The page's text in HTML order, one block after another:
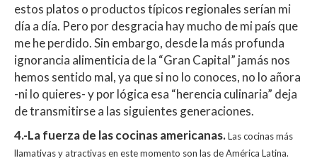
estos platos o productos típicos regionales serían mi
día a día. Pero por desgracia hay mucho de mi país que
me he perdido. Sin embargo, desde la más profunda
ignorancia alimenticia de la “Gran Capital” jamás nos
hemos sentido mal, ya que si no lo conoces, no lo añora
-ni lo quieres- y por lógica esa “herencia culinaria” deja
de transmitirse a las siguientes generaciones.
4.-La fuerza de las cocinas americanas.Las cocinas más
llamativas y atractivas en este momento son las de América Latina.